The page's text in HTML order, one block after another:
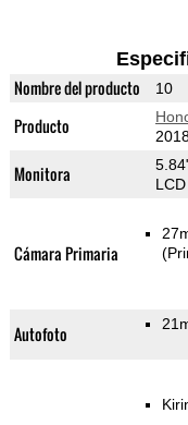
Nombre del producto 10
Producto
Monitora
LCD
Cámara Primaria
Autofoto